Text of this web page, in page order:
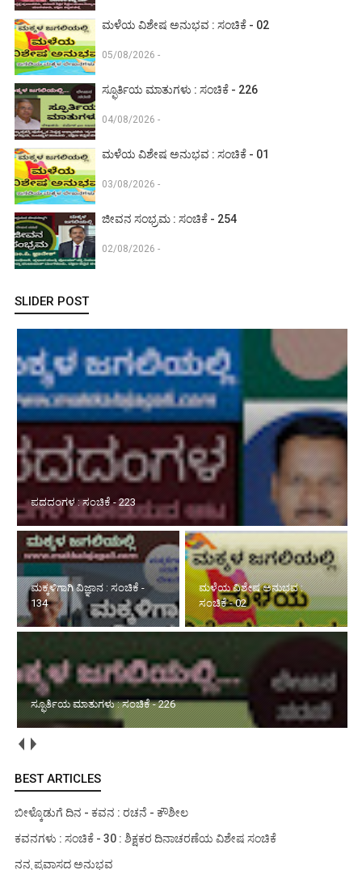
ಮಳೆಯ ವಿಶೇಷ ಅನುಭವ : ಸಂಚಿಕೆ - 02
05/08/2026 -
ಸ್ಫೂರ್ತಿಯ ಮಾತುಗಳು : ಸಂಚಿಕೆ - 226
04/08/2026 -
ಮಳೆಯ ವಿಶೇಷ ಅನುಭವ : ಸಂಚಿಕೆ - 01
03/08/2026 -
ಜೀವನ ಸಂಭ್ರಮ : ಸಂಚಿಕೆ - 254
02/08/2026 -
SLIDER POST
ಪದದಂಗಳ : ಸಂಚಿಕೆ - 223
ಮಕ್ಕಳಿಗಾಗಿ ವಿಜ್ಞಾನ : ಸಂಚಿಕೆ -
134
ಮಳೆಯ ವಿಶೇಷ ಅನುಭವ :
ಸಂಚಿಕೆ - 02
ಸ್ಫೂರ್ತಿಯ ಮಾತುಗಳು : ಸಂಚಿಕೆ - 226
BEST ARTICLES
ಬೀಳ್ಕೊಡುಗೆ ದಿನ - ಕವನ : ರಚನೆ - ಕೌಶೀಲ
ಕವನಗಳು : ಸಂಚಿಕೆ - 30 : ಶಿಕ್ಷಕರ ದಿನಾಚರಣೆಯ ವಿಶೇಷ ಸಂಚಿಕೆ
ನನ್ನ ಪ್ರವಾಸದ ಅನುಭವ